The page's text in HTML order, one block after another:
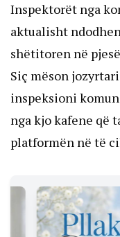
Inspektorët nga
aktualisht
shëtitoren në
Siç mëson
inspeksioni
nga kjo kafene që
platformën në të